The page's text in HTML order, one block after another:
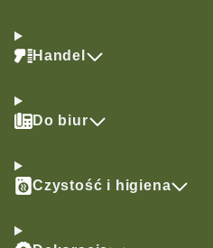
Handel
Do biur
Czystość i higiena